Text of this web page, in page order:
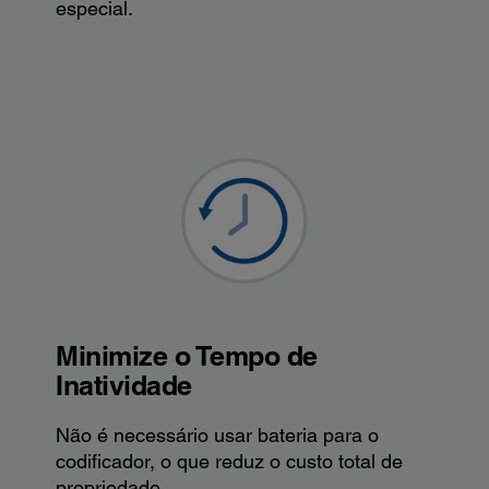
especial.
Minimize o Tempo de
Inatividade
Não é necessário usar bateria para o
codificador, o que reduz o custo total de